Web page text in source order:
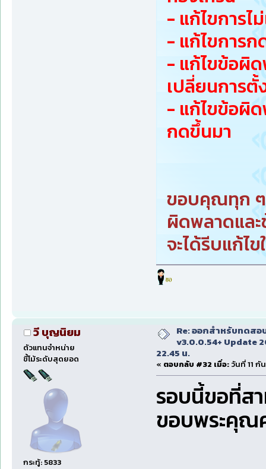
- แก้ไขการไ
- แก้ไขการก
- แก้ไขข้อผิ
เปลี่ยนการตั้
- แก้ไขข้อผิ
กดขึ้นมา
ขอบคุณทุก ๆ
ผิดพลาดและ
จะได้รีบแก้ไ
วี บุญนิยม
ตัวแทนจำหน่าย
ขี้โม้ระดับสุดยอด
กระทู้: 5833
Re: ออกสำหรับทดสอ
v3.0.0.54+ Update
22.45 น.
« ตอบกลับ #32 เมื่อ: วันที่ 11 กั
รอบนี้ขอที่ส
ขอบพระคุณ